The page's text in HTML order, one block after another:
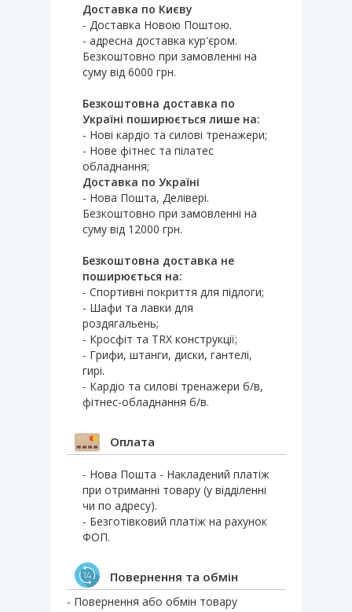
Доставка по Києву
- Доставка Новою Поштою.
- адресна доставка кур'єром.
Безкоштовно при замовленні на
суму від 6000 грн.
Безкоштовна доставка по
Україні поширюється лише на:
- Нові кардіо та силові тренажери;
- Нове фітнес та пілатес
обладнання;
Доставка по Україні
- Нова Пошта, Делівері.
Безкоштовно при замовленні на
суму від 12000 грн.
Безкоштовна доставка не
поширюється на:
- Спортивні покриття для підлоги;
- Шафи та лавки для
роздягальень;
- Кросфіт та TRX конструкції;
- Грифи, штанги, диски, гантелі,
гирі.
- Кардіо та силові тренажери б/в,
фітнес-обладнання б/в.
Оплата
- Нова Пошта - Накладений платіж
при отриманні товару (у відділенні
чи по адресу).
- Безготівковий платіж на рахунок
ФОП.
Повернення та обмін
- Повернення або обмін товару